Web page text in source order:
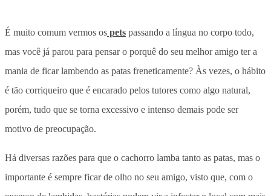
É muito comum vermos os pets passando a língua no corpo todo,
mas você já parou para pensar o porquê do seu melhor amigo ter a
mania de ficar lambendo as patas freneticamente? Às vezes, o hábito
é tão corriqueiro que é encarado pelos tutores como algo natural,
porém, tudo que se torna excessivo e intenso demais pode ser
motivo de preocupação.
Há diversas razões para que o cachorro lamba tanto as patas, mas o
importante é sempre ficar de olho no seu amigo, visto que, com o